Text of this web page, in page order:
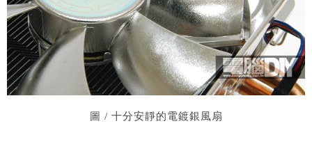
圖 / 十分安靜的電鍍銀風扇